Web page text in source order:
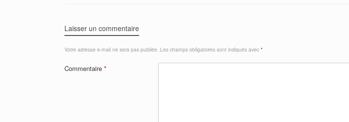
Laisser un commentaire
Votre adresse e-mail ne sera pas publiée. Les champs obligatoires sont indiqués avec *
Commentaire *